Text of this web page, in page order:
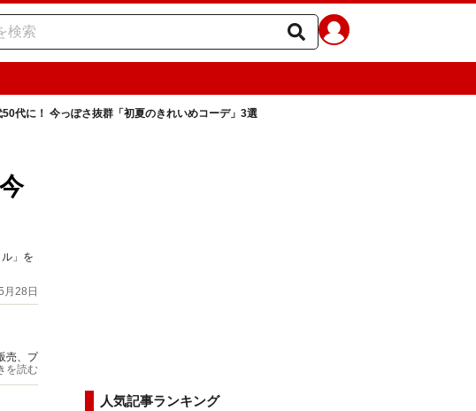
代に！ 今っぽさ抜群「初夏のきれいめコーデ」3選
」を
月28日
売、プ
から
を読む
人気記事ランキング